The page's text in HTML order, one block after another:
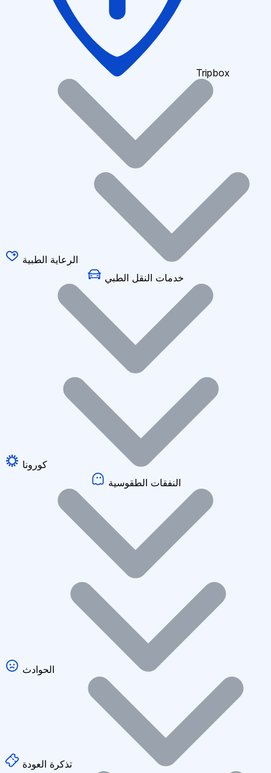
Tripbox
الرعاية الطبية
خدمات النقل الطبي
كورونا
النفقات الطقوسية